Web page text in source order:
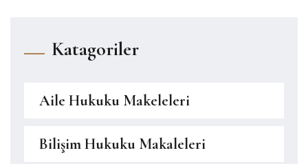
Katagoriler
Aile Hukuku Makeleleri
Bilişim Hukuku Makaleleri